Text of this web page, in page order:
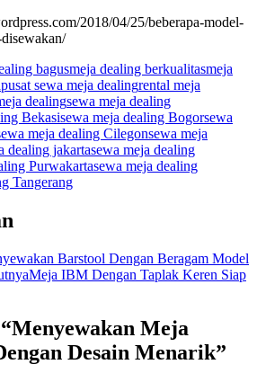
2018/04/25/beberapa-model-
bagusmeja dealing berkualitasmeja
pusat sewa meja dealingrental meja
dealingsewa meja dealing
Bekasisewa meja dealing Bogorsewa
meja dealing Cilegonsewa meja
dealing jakartasewa meja dealing
Purwakartasewa meja dealing
Tangerang
Barstool Dengan Beragam Model
Meja IBM Dengan Taplak Keren Siap
Meja
Desain Menarik”